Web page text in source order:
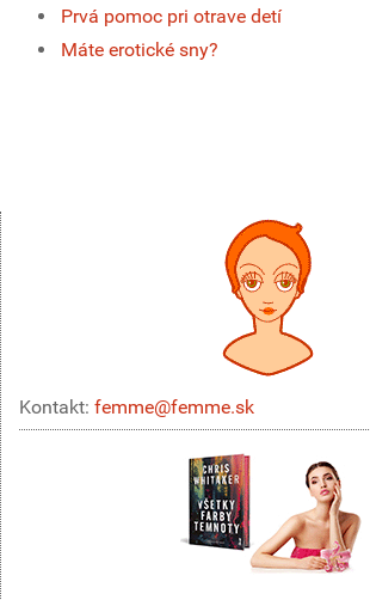
Prvá pomoc pri otrave detí
Máte erotické sny?
Kontakt: femme@femme.sk